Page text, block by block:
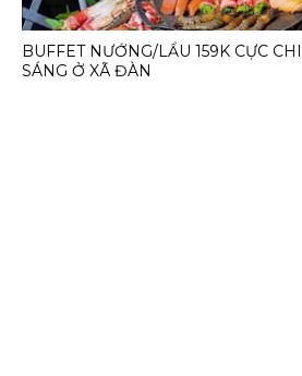
BUFFET NƯỚNG/LẨU 159K CỰC
SÁNG Ở XÃ ĐÀN